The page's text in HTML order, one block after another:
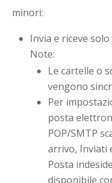
minori:
Invia e riceve
Note:
Le cartelle o
vengono
Per
posta
POP/SMTP
arrivo, Inviati
Posta
disponibile